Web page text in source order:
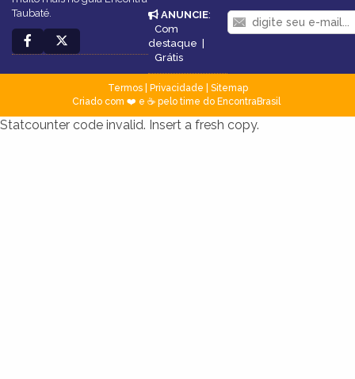
Taubaté.
ANUNCIE:
Com
destaque |
Grátis
Termos| Privacidade
Sitemap
Criado com ❤️ e ☕ pelo time do EncontraBrasil
Statcounter code invalid. Insert a fresh copy.